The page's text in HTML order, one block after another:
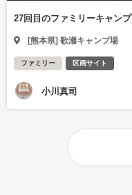
27回目のファミリーキャンプ
[熊本県] 歌瀬キャンプ場
ファミリー 区画サイト
小川真司